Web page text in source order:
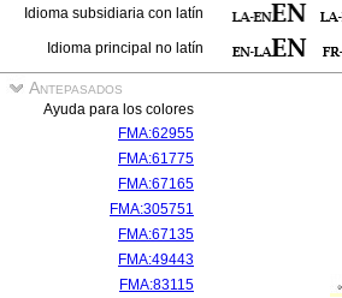
Idioma subsidiaria con latín
Idioma principal no latín
Antepasados
Ayuda para los colores
FMA:62955
FMA:61775
FMA:67165
FMA:305751
FMA:67135
FMA:49443
FMA:83115